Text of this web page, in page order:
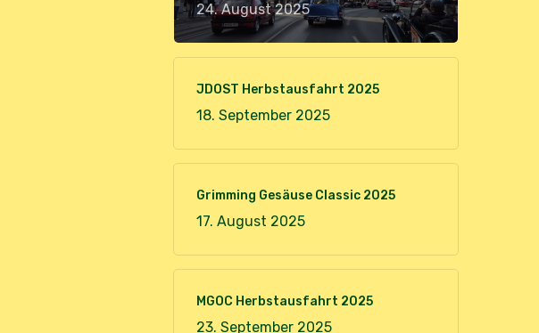
24. August 2025
JDOST Herbstausfahrt 2025
18. September 2025
Grimming Gesäuse Classic 2025
17. August 2025
MGOC Herbstausfahrt 2025
23. September 2025